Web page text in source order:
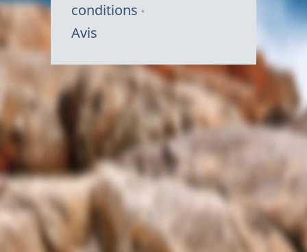
conditions
Avis
Symbole
du
Canada